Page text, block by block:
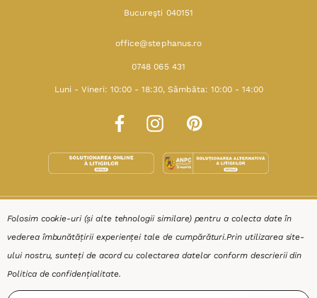
Bucureşti 040151
office@stephanus.ro
0748 065 431
Luni - Vineri: 10:00 - 18:30, Sâmbăta: 10:00 - 14:00
SHOP
RESURSE
AJUTOR
Folosim cookie-uri (și alte tehnologii similare) pentru a colecta date în
vederea îmbunătățirii experienței tale de cumpărături.Prin utilizarea site-
ului nostru, sunteți de acord cu colectarea datelor conform descrierii din
Politica de confidențialitate.